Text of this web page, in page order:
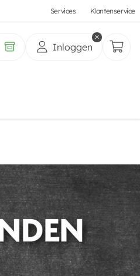
Services Klantenservice
Inloggen